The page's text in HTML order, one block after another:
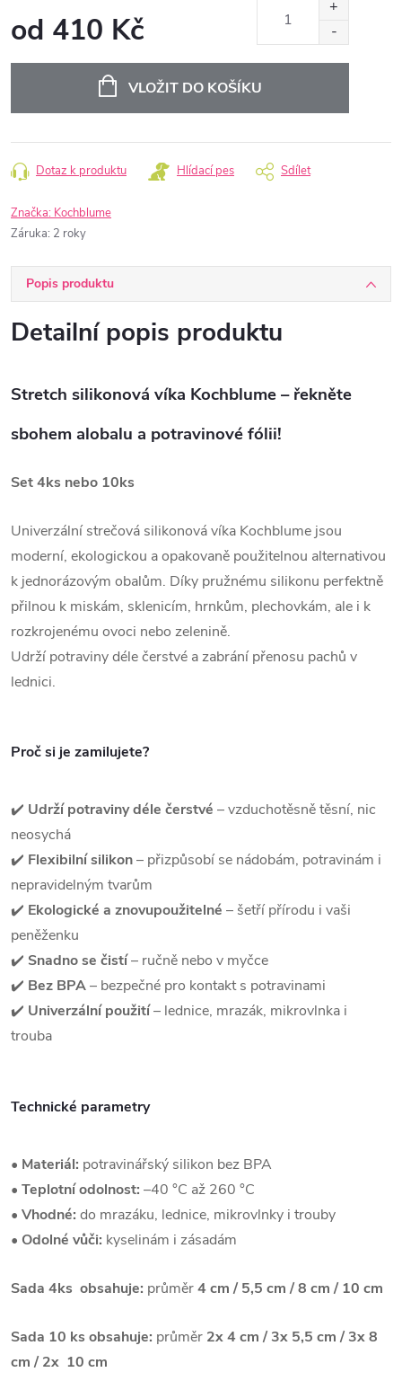
od 410 Kč
VLOŽIT DO KOŠÍKU
Dotaz k produktu Hlídací pes Sdílet
Značka: Kochblume
Záruka: 2 roky
Popis produktu
Detailní popis produktu
Stretch silikonová víka Kochblume – řekněte
sbohem alobalu a potravinové fólii!
Set 4ks nebo 10ks
Univerzální strečová silikonová víka Kochblume jsou
moderní, ekologickou a opakovaně použitelnou alternativou
k jednorázovým obalům. Díky pružnému silikonu perfektně
přilnou k miskám, sklenicím, hrnkům, plechovkám, ale i k
rozkrojenému ovoci nebo zelenině.
Udrží potraviny déle čerstvé a zabrání přenosu pachů v
lednici.
Proč si je zamilujete?
✔️ Udrží potraviny déle čerstvé – vzduchotěsně těsní, nic
neosychá
✔️ Flexibilní silikon– přizpůsobí se nádobám, potravinám i
nepravidelným tvarům
✔️ Ekologické a znovupoužitelné – šetří přírodu i vaši
peněženku
✔️ Snadno se čistí– ručně nebo v myčce
✔️ Bez BPA– bezpečné pro kontakt s potravinami
✔️ Univerzální použití– lednice, mrazák, mikrovlnka i
trouba
Technické parametry
• Materiál: potravinářský silikon bez BPA
• Teplotní odolnost: –40 °C až 260 °C
• Vhodné: do mrazáku, lednice, mikrovlnky i trouby
• Odolné vůči: kyselinám i zásadám
Sada 4ks obsahuje: průměr4 cm / 5,5 cm / 8 cm / 10 cm
Sada 10 ks obsahuje: průměr 2x 4 cm / 3x 5,5 cm / 3x 8
cm / 2x 10 cm